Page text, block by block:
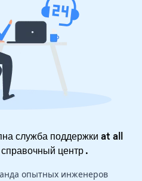
служба поддержки at all
справочный центр.
опытных инженеров